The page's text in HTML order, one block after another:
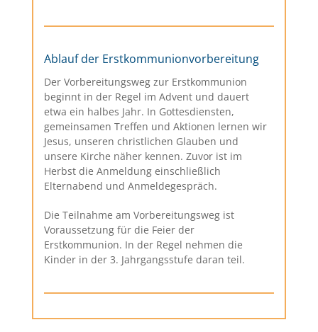
Ablauf der Erstkommunionvorbereitung
Der Vorbereitungsweg zur Erstkommunion
beginnt in der Regel im Advent und dauert
etwa ein halbes Jahr. In Gottesdiensten,
gemeinsamen Treffen und Aktionen lernen wir
Jesus, unseren christlichen Glauben und
unsere Kirche näher kennen. Zuvor ist im
Herbst die Anmeldung einschließlich
Elternabend und Anmeldegespräch.
Die Teilnahme am Vorbereitungsweg ist
Voraussetzung für die Feier der
Erstkommunion. In der Regel nehmen die
Kinder in der 3. Jahrgangsstufe daran teil.